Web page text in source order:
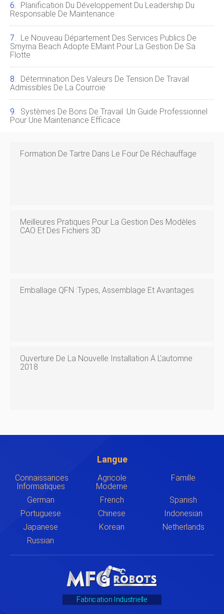
Planification Du Développement Du Leadership Du
Responsable De Maintenance
Le Nouveau Département Des Services Publics De
Smyrna Beach Adopte EMaint Pour La Gestion De Sa
Flotte
Détermination Des Valeurs De Tension De Travail
Admissibles De La Courroie
Systèmes De Bons De Travail :un Guide Professionnel
Pour Une Maintenance Efficace
Formation De Tartre Dans Le Four De Réchauffage
Meilleures Pratiques Pour La Gestion Des Modèles
CAO Et Des Fichiers 3D
Emballage QFN :types, Assemblage Et Avantages
Ouverture De La Nouvelle Installation À L'automne
2018
Langue
Connaissances
Informatiques
Agricole
Moderne
Famille
German French
Spanish
Portuguese
Chinese
Indonesian
Japanese
Korean
Netherlands
Russian
Fabrication Industrielle